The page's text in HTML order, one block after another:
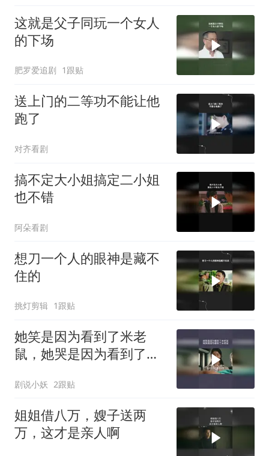
这就是父子同玩一个女人
的下场
肥罗爱追剧 1跟贴
送上门的二等功不能让他
跑了
对齐看剧
搞不定大小姐搞定二小姐
也不错
阿朵看剧
想刀一个人的眼神是藏不
住的
挑灯剪辑 1跟贴
她笑是因为看到了米老
鼠，她哭是因为看到了米
剧说小妖 2跟贴
姐姐借八万，嫂子送两
万，这才是亲人啊